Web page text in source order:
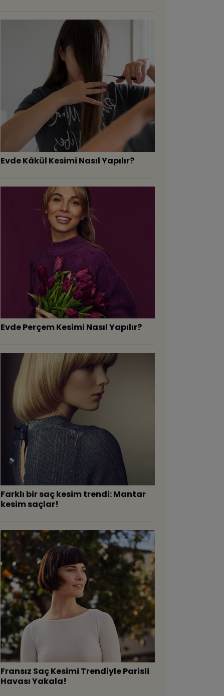
Evde Kâkül Kesimi Nasıl Yapılır?
Evde Perçem Kesimi Nasıl Yapılır?
​Farklı bir saç kesim trendi: Mantar
kesim saçlar!
Fransız Saç Kesimi Trendiyle Parisli
Havası Yakala!